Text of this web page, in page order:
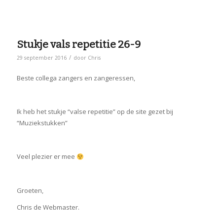
Stukje vals repetitie 26-9
29 september 2016 / door Chris
Beste collega zangers en zangeressen,
Ik heb het stukje “valse repetitie” op de site gezet bij
“Muziekstukken”
Veel plezier er mee
Groeten,
Chris de Webmaster.